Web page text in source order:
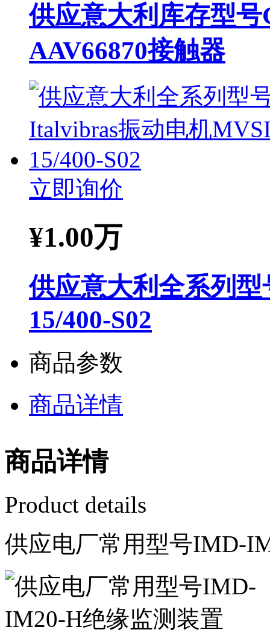
供应意大利库存型号
AAV66870接触器
立即询价
¥1.00万
供应意大利全系列
15/400-S02
商品参数
商品详情
商品详情
Product details
供应电厂常用型号IMD-